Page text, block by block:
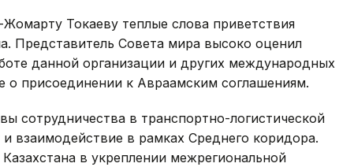
Токаеву теплые слова приветствия
Представитель Совета мира высоко оценил
данной организации и других международных
о присоединении к Авраамским соглашениям.
сотрудничества в транспортно-логистической
взаимодействие в рамках Среднего коридора.
в укреплении межрегиональной